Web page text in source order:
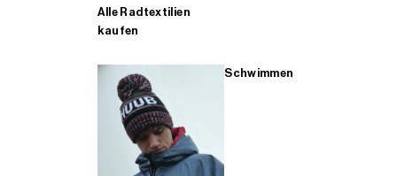
Alle Radtextilien
kaufen
Schwimmen